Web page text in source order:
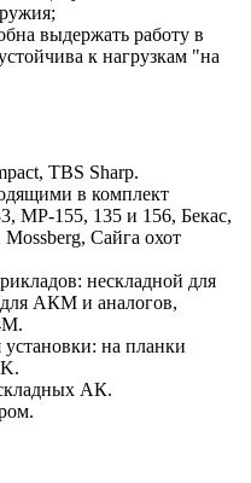
выдержать работу в
к нагрузкам "на
TBS Sharp.
в комплект
МР-155, 135 и 156, Бекас,
Сайга охот
нескладной для
АКМ и аналогов,
на планки
АК.